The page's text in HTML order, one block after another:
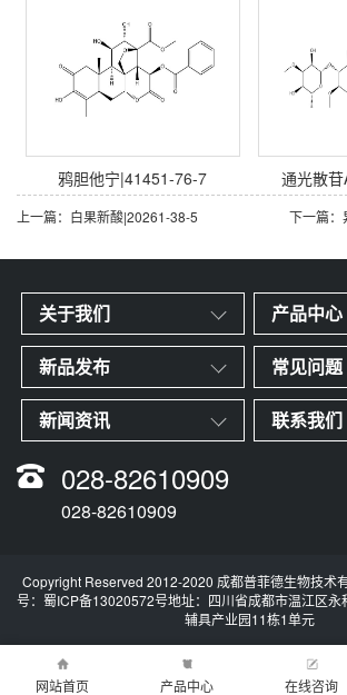
鸦胆他宁|41451-76-7 通光散
上一篇：白果新酸|20261-38-5 下一篇
关于我们 产品中心
新品发布 常见问题
新闻资讯 联系我们
028-82610909
028-82610909
Copyright Reserved 2012-2020 成都普菲德生物技术
号： 蜀ICP备13020572号地址：四川省成都市温江区
辅具产业园11栋1单元
网站首页 产品中心 在线咨询